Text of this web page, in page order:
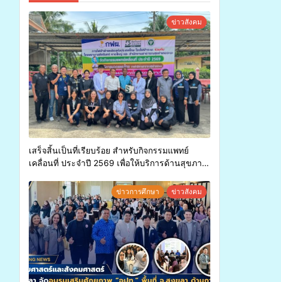
ข่าวสังคม
เสร็จสิ้นเป็นที่เรียบร้อย สำหรับกิจกรรมแพทย์
เคลื่อนที่ ประจำปี 2569 เพื่อให้บริการด้านสุขภาพ
ข่าวการศึกษา ข่าวสังคม